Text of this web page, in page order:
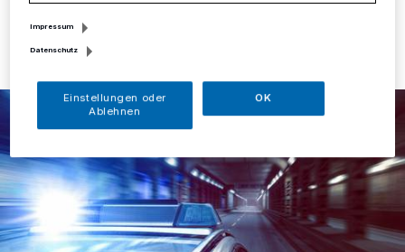
20.08.2024 , 11:01 Uhr Eine Minute Lesezeit
Impressum
Datenschutz
Einstellungen oder
Ablehnen
OK